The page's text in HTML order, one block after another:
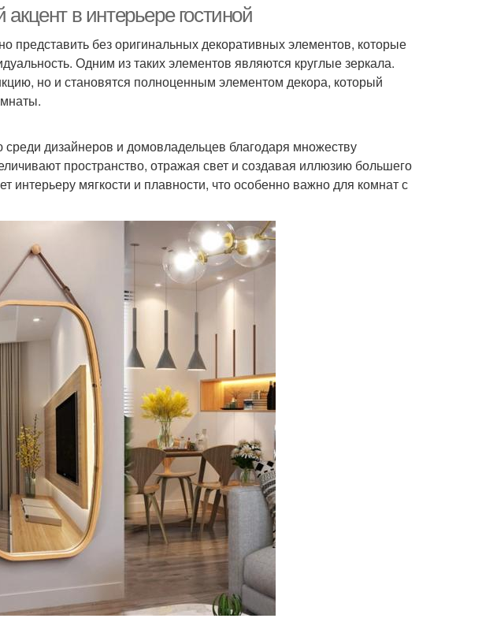
в интерьере гостиной
представить без оригинальных декоративных элементов, которые
Одним из таких элементов являются круглые зеркала.
но и становятся полноценным элементом декора, который
дизайнеров и домовладельцев благодаря множеству
пространство, отражая свет и создавая иллюзию большего
мягкости и плавности, что особенно важно для комнат с